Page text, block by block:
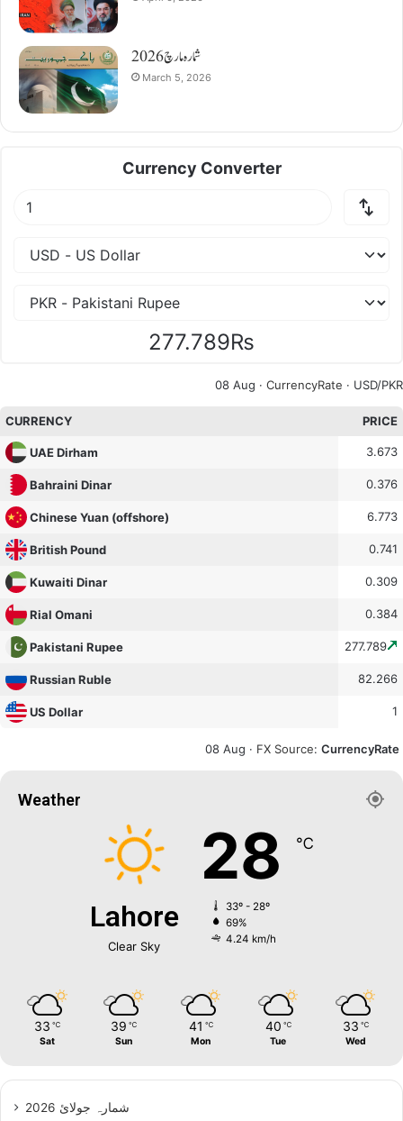
شمارہ مارچ 2026
March 5, 2026
Currency Converter
277.789₨
08 Aug · CurrencyRate · USD/PKR
CURRENCY PRICE
UAE Dirham 3.673
Bahraini Dinar 0.376
Chinese Yuan (offshore) 6.773
British Pound 0.741
Kuwaiti Dinar 0.309
Rial Omani 0.384
Pakistani Rupee 277.789
Russian Ruble 82.266
US Dollar 1
08 Aug · FX Source: CurrencyRate
Weather
Lahore
Clear Sky
28 ℃
33º - 28º
69%
4.24 km/h
33 ℃
Sat
39 ℃
Sun
41 ℃
Mon
40 ℃
Tue
33 ℃
Wed
شمارہ جولائ 2026